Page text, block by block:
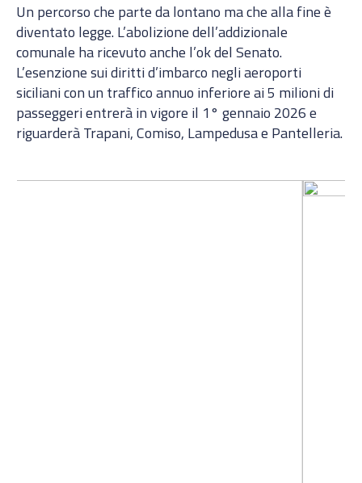
Un percorso che parte da lontano ma che alla fine è
diventato legge. L’abolizione dell’addizionale
comunale ha ricevuto anche l’ok del Senato.
L’esenzione sui diritti d’imbarco negli aeroporti
siciliani con un traffico annuo inferiore ai 5 milioni di
passeggeri entrerà in vigore il 1° gennaio 2026 e
riguarderà Trapani, Comiso, Lampedusa e Pantelleria.